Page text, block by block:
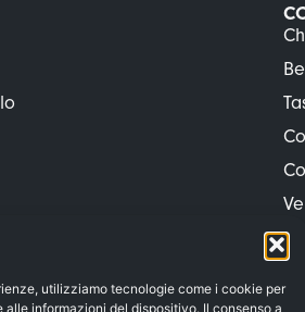
utilizziamo tecnologie come i cookie per
informazioni del dispositivo. Il consenso a